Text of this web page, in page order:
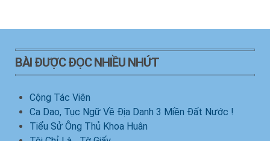
BÀI ĐƯỢC ĐỌC NHIỀU NHỨT
Cộng Tác Viên
Ca Dao, Tục Ngữ Về Địa Danh 3 Miền Đất Nước !
Tiểu Sử Ông Thủ Khoa Huân